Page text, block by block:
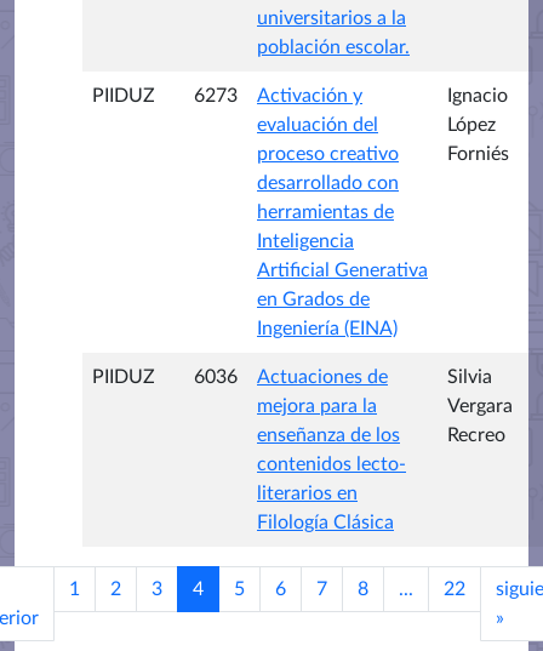
universitarios a la
población escolar.
PIIDUZ 6273
Activación y
evaluación del
proceso creativo
desarrollado con
herramientas de
Inteligencia
Artificial Generativa
en Grados de
Ingeniería (EINA)
Ignacio
López
Forniés
PIIDUZ 6036
Actuaciones de
mejora para la
enseñanza de los
contenidos lecto-
literarios en
Filología Clásica
Silvia
Vergara
Recreo
1 2 3 4 5 6 7 8 ... 22
»